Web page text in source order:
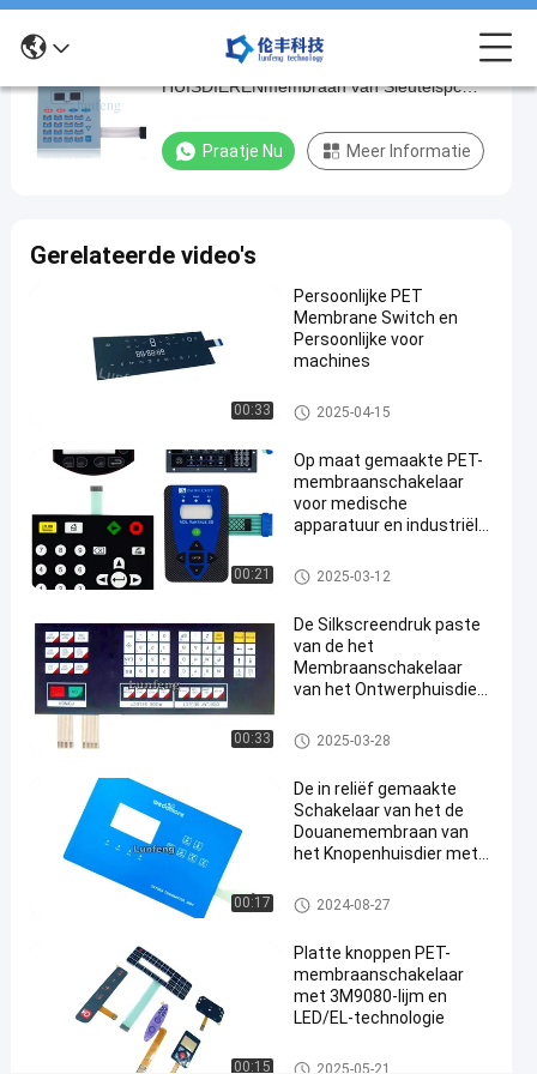
Het
tastbare
van
van
3M468
Apparaat
HUISDIERENmembraan
08-27
Meningen
#
Het
Membraanschakelaar
Pantonehuisdier
#
3M 467 de
Zelfklevende
tastbare
membraan
Het tastbare van het het
HUISDIERENmembraan van Sleutelspc
Industriële Apparaat
Praatje Nu Meer Informatie
Gerelateerde video's
00:33
Persoonlijke PET
Membrane Switch en
Persoonlijke voor
machines
De Schakelaar van het HUISDI
ERENmembraan
2025-04-15
00:21
Op maat gemaakte PET-
membraanschakelaar
voor medische
apparatuur en industriële
De Schakelaar van het HUISDI
ERENmembraan
2025-03-12
00:33
De Silkscreendruk paste
van de het
Membraanschakelaar
van het Ontwerphuisdier
De Schakelaar van het HUISDI
ERENmembraan
2025-03-28
00:17
De in reliëf gemaakte
Schakelaar van het de
Douanemembraan van
het Knopenhuisdier met
De Schakelaar van het HUISDI
ERENmembraan
2024-08-27
00:15
Platte knoppen PET-
membraanschakelaar
met 3M9080-lijm en
LED/EL-technologie
De Schakelaar van het HUISDI
2025-05-21